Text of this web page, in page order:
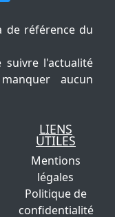
de référence du
suivre l'actualité
aucun
LIENS
UTILES
Mentions
légales
Politique de
confidentialité